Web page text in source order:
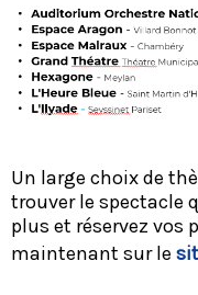
Un large choix de
trouver le spectacle
plus et réservez vos
maintenant sur le